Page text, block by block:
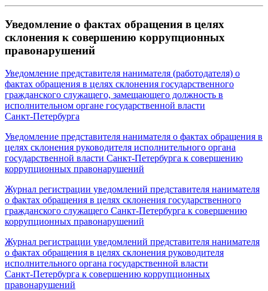
Уведомление о фактах обращения в целях
склонения к совершению коррупционных
правонарушений
Уведомление представителя нанимателя (работодателя) о
фактах обращения в целях склонения государственного
гражданского служащего, замещающего должность в
исполнительном органе государственной власти
Санкт‑Петербурга
Уведомление представителя нанимателя о фактах обращения в
целях склонения руководителя исполнительного органа
государственной власти Санкт‑Петербурга к совершению
коррупционных правонарушений
Журнал регистрации уведомлений представителя нанимателя
о фактах обращения в целях склонения государственного
гражданского служащего Санкт‑Петербурга к совершению
коррупционных правонарушений
Журнал регистрации уведомлений представителя нанимателя
о фактах обращения в целях склонения руководителя
исполнительного органа государственной власти
Санкт‑Петербурга к совершению коррупционных
правонарушений